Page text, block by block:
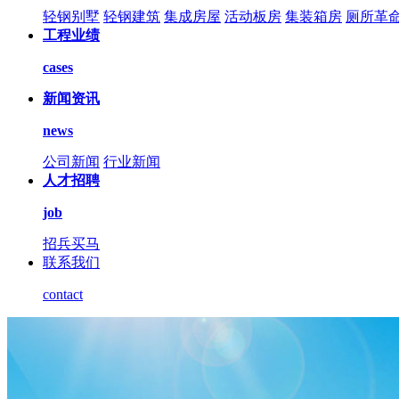
轻钢别墅 轻钢建筑 集成房屋 活动板房 集装箱房 厕所革
工程业绩
cases
新闻资讯
news
公司新闻 行业新闻
人才招聘
job
招兵买马
联系我们
contact